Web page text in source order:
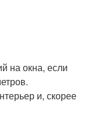
на окна, если
и, скорее